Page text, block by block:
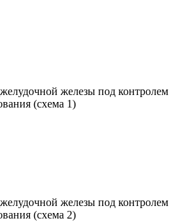
железы под контролем
(схема 1)
железы под контролем
(схема 2)